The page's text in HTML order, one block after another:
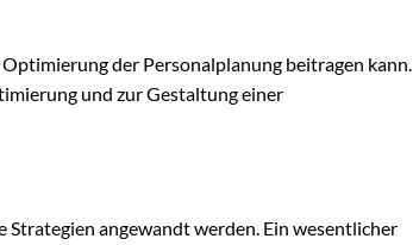
der Personalplanung beitragen kann.
und zur Gestaltung einer
angewandt werden. Ein wesentlicher